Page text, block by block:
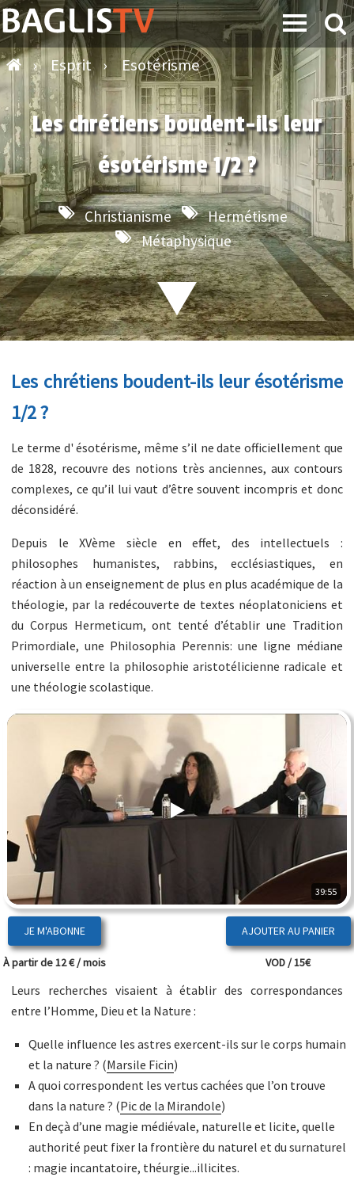
› Esprit › Esotérisme
Les chrétiens boudent-ils leur
ésotérisme 1/2 ?
Christianisme
Hermétisme
Métaphysique
Les chrétiens boudent-ils leur ésotérisme
1/2 ?
Le terme d' ésotérisme, même s’il ne date officiellement que
de 1828, recouvre des notions très anciennes, aux contours
complexes, ce qu’il lui vaut d’être souvent incompris et donc
déconsidéré.
Depuis le XVème siècle en effet, des intellectuels :
philosophes humanistes, rabbins, ecclésiastiques, en
réaction à un enseignement de plus en plus académique de la
théologie, par la redécouverte de textes néoplatoniciens et
du Corpus Hermeticum, ont tenté d’établir une Tradition
Primordiale, une Philosophia Perennis: une ligne médiane
universelle entre la philosophie aristotélicienne radicale et
une théologie scolastique.
39:55
JE M'ABONNE
À partir de 12 € / mois VOD / 15€
Leurs recherches visaient à établir des correspondances
entre l’Homme, Dieu et la Nature :
Quelle influence les astres exercent-ils sur le corps humain
et la nature ? (Marsile Ficin)
A quoi correspondent les vertus cachées que l’on trouve
dans la nature ? (Pic de la Mirandole)
En deçà d’une magie médiévale, naturelle et licite, quelle
authorité peut fixer la frontière du naturel et du surnaturel
: magie incantatoire, théurgie...illicites.